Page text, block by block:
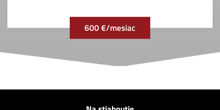
600 €/mesiac